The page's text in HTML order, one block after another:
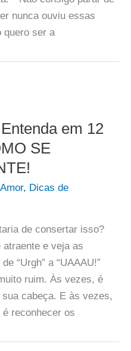
nunca ouviu essas
quero ser a
em 12
SE
, Dicas de
de consertar isso?
atraente e veja as
“Urgh” a “UAAAU!”
ruim. Às vezes, é
cabeça. E às vezes,
reconhecer os